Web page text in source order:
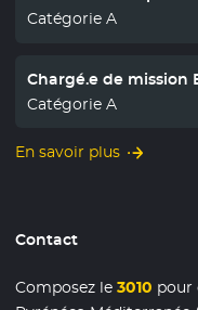
Catégorie A
Chargé.e de mission
Catégorie A
En savoir plus
Contact
Composez le3010 pour